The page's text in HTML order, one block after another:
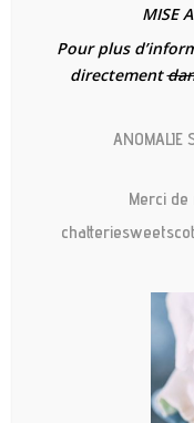
MISE
Pour plus
directement
ANOMALIE
Merci